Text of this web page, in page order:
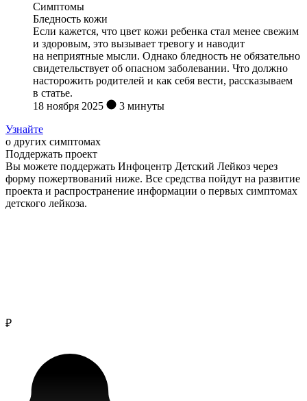
Симптомы
Бледность кожи
Если кажется, что цвет кожи ребенка стал менее свежим
и здоровым, это вызывает тревогу и наводит
на неприятные мысли. Однако бледность не обязательно
свидетельствует об опасном заболевании. Что должно
насторожить родителей и как себя вести, рассказываем
в статье.
18 ноября 2025
3 минуты
Узнайте
о других симптомах
Поддержать проект
Вы можете поддержать Инфоцентр Детский Лейкоз через
форму пожертвований ниже. Все средства пойдут на развитие
проекта и распространение информации о первых симптомах
детского лейкоза.
₽